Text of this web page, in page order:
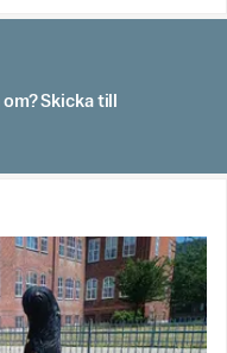
Skicka till